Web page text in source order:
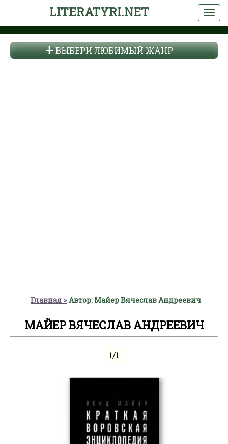
LITERATYRI.NET
ВЫБЕРИ ЛЮБИМЫЙ ЖАНР
Главная Автор: Майер Вячеслав Андреевич
МАЙЕР ВЯЧЕСЛАВ АНДРЕЕВИЧ
1/1